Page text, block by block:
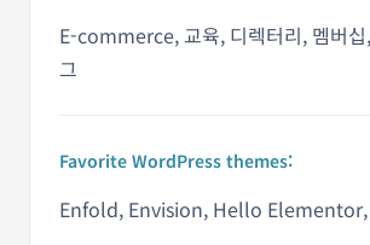
E-commerce, 교육, 디렉터리, 멤버십
그
Favorite WordPress themes:
Enfold, Envision, Hello